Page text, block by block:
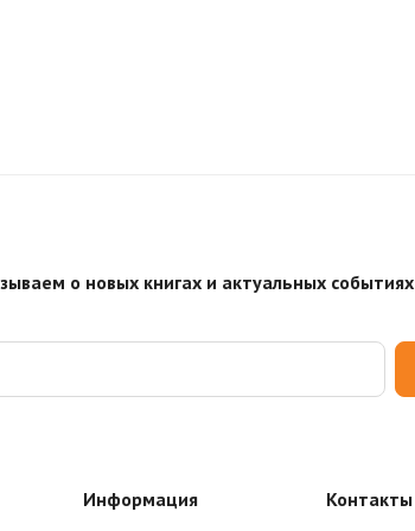
о новых книгах и актуальных событиях
Информация Контакты